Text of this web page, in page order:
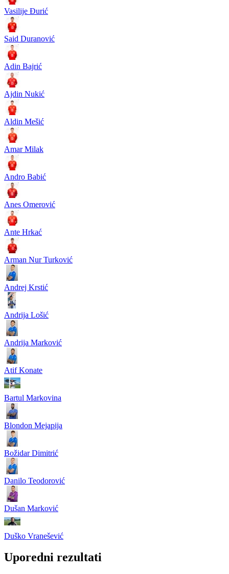
Vasilije Đurić
Said Duranović
Adin Bajrić
Ajdin Nukić
Aldin Mešić
Amar Milak
Andro Babić
Anes Omerović
Ante Hrkać
Arman Nur Turković
Andrej Krstić
Andrija Lošić
Andrija Marković
Atif Konate
Bartul Markovina
Blondon Mejapija
Božidar Dimitrić
Danilo Teodorović
Dušan Marković
Duško Vranešević
Uporedni rezultati